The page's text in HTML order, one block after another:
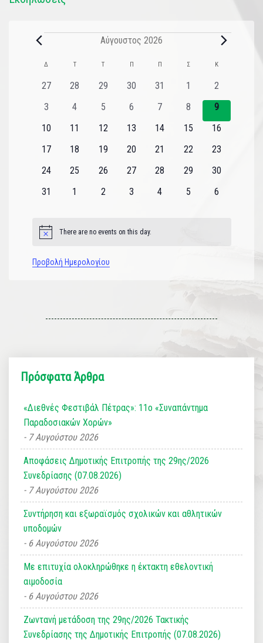
Αύγουστος 2026
Ημερολόγιο
του
Εκδηλώσεις
Δ Τ Τ Π Π Σ Κ
0
27
0
28
0
29
0
30
0
31
0
εκδηλώσεις
1
0
εκδηλώσεις
2
0
3
0
4
0
5
0
6
0
εκδηλώσεις
7
0
εκδηλώσεις
8
0
εκδηλώσεις
9
0
10
0
11
0
12
0
13
0
14
0
15
0
16
0
17
0
18
0
19
0
20
0
21
0
22
0
23
0
24
0
25
0
26
0
27
0
28
0
29
0
30
0
31
0
1
0
2
0
3
0
4
0
5
0
6
Notice There are no events on this day.
Προβολή Ημερολογίου
Πρόσφατα Άρθρα
«Διεθνές Φεστιβάλ Πέτρας»: 11ο «Συναπάντημα
Παραδοσιακών Χορών»
7 Αυγούστου 2026
Αποφάσεις Δημοτικής Επιτροπής της 29ης/2026
Συνεδρίασης (07.08.2026)
7 Αυγούστου 2026
Συντήρηση και εξωραϊσμός σχολικών και αθλητικών
υποδομών
6 Αυγούστου 2026
Με επιτυχία ολοκληρώθηκε η έκτακτη εθελοντική
αιμοδοσία
6 Αυγούστου 2026
Ζωντανή μετάδοση της 29ης/2026 Τακτικής
Συνεδρίασης της Δημοτικής Επιτροπής (07.08.2026)